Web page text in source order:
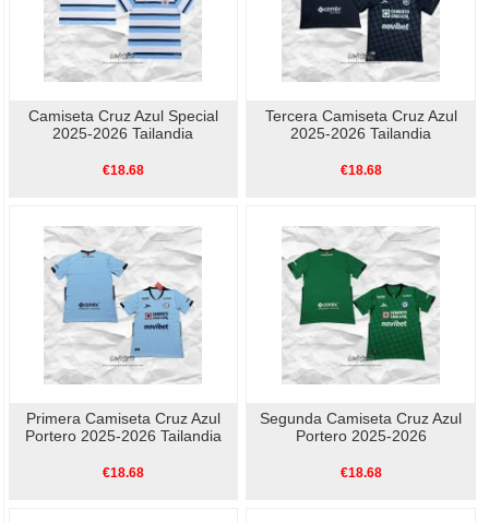
Camiseta Cruz Azul Special
2025-2026 Tailandia
€18.68
Tercera Camiseta Cruz Azul
2025-2026 Tailandia
€18.68
Primera Camiseta Cruz Azul
Portero 2025-2026 Tailandia
€18.68
Segunda Camiseta Cruz Azul
Portero 2025-2026
€18.68